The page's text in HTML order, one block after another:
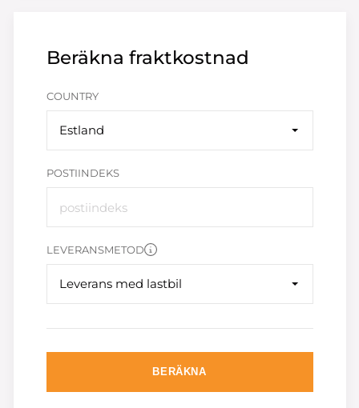
Beräkna fraktkostnad
COUNTRY
Estland
POSTIINDEKS
LEVERANSMETOD
Leverans med lastbil
BERÄKNA